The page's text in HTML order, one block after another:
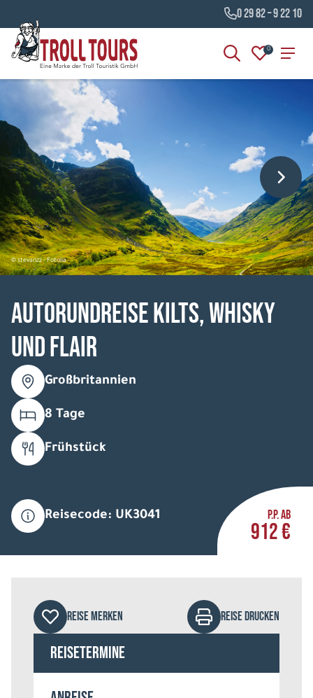
0 29 82 – 9 22 10
0
© stevanzz - Fotolia
Autorundreise Kilts, Whisky
und Flair
Großbritannien
8 Tage
Frühstück
Reisecode: UK3041 P.P. AB
912 €
REISE MERKEN REISE DRUCKEN
Reisetermine